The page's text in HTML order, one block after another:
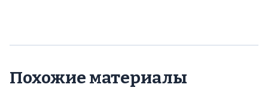
Похожие материалы